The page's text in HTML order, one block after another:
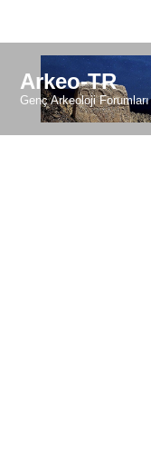
Arkeo-TR
Genç Arkeoloji Forumları